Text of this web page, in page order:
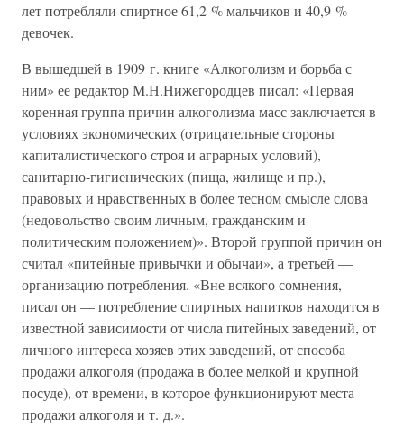
лет потребляли спиртное 61,2 % мальчиков и 40,9 %
девочек.
В вышедшей в 1909 г. книге «Алкоголизм и борьба с
ним» ее редактор М.Н.Нижегородцев писал: «Первая
коренная группа причин алкоголизма масс заключается в
условиях экономических (отрицательные стороны
капиталистического строя и аграрных условий),
санитарно-гигиенических (пища, жилище и пр.),
правовых и нравственных в более тесном смысле слова
(недовольство своим личным, гражданским и
политическим положением)». Второй группой причин он
считал «питейные привычки и обычаи», а третьей —
организацию потребления. «Вне всякого сомнения, —
писал он — потребление спиртных напитков находится в
известной зависимости от числа питейных заведений, от
личного интереса хозяев этих заведений, от способа
продажи алкоголя (продажа в более мелкой и крупной
посуде), от времени, в которое функционируют места
продажи алкоголя и т. д.».